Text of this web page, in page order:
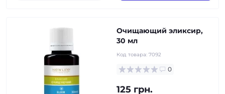
Очищающий эликсир,
30 мл
Код товара: 7092
0
125 грн.